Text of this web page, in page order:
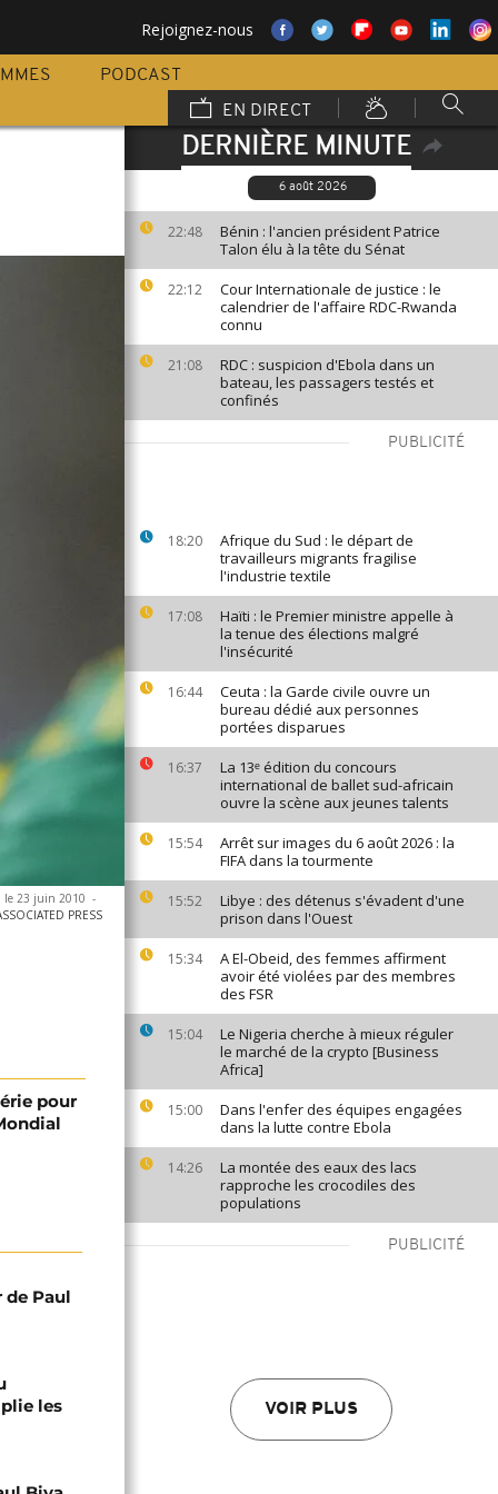
Rejoignez-nous
PODCAST
EN DIRECT
DERNIÈRE MINUTE
6 août 2026
22:48
Bénin : l'ancien président Patrice
Talon élu à la tête du Sénat
22:12
Cour Internationale de justice : le
calendrier de l'affaire RDC-Rwanda
connu
21:08
RDC : suspicion d'Ebola dans un
bateau, les passagers testés et
confinés
PUBLICITÉ
18:20
Afrique du Sud : le départ de
travailleurs migrants fragilise
l'industrie textile
17:08
Haïti : le Premier ministre appelle à
la tenue des élections malgré
l'insécurité
16:44
Ceuta : la Garde civile ouvre un
bureau dédié aux personnes
portées disparues
16:37
La 13ᵉ édition du concours
international de ballet sud-africain
ouvre la scène aux jeunes talents
15:54
Arrêt sur images du 6 août 2026 : la
FIFA dans la tourmente
15:52
Libye : des détenus s'évadent d'une
prison dans l'Ouest
15:34
A El-Obeid, des femmes affirment
avoir été violées par des membres
des FSR
15:04
Le Nigeria cherche à mieux réguler
le marché de la crypto [Business
Africa]
15:00
Dans l'enfer des équipes engagées
dans la lutte contre Ebola
14:26
La montée des eaux des lacs
rapproche les crocodiles des
populations
PUBLICITÉ
VOIR PLUS
le 23 juin 2010 -
PRESS
pour
Paul
les